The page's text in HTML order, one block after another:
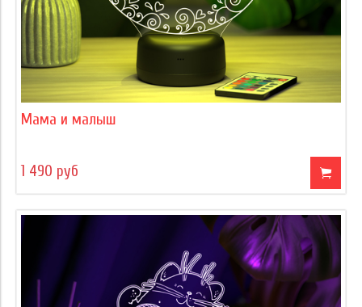
Мама и малыш
1 490 руб